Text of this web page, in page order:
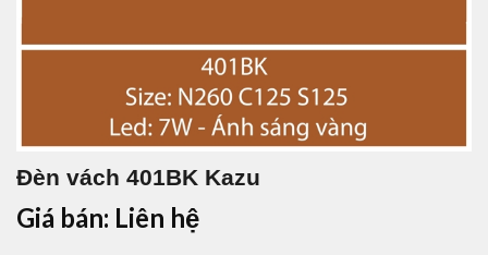
Đèn vách 401BK Kazu
Giá bán: Liên hệ